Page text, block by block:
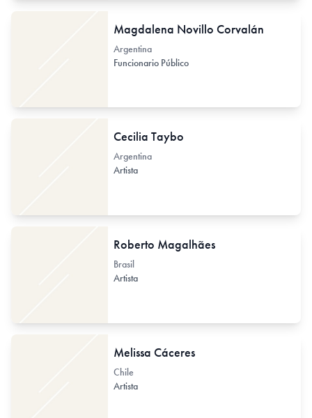
Magdalena Novillo Corvalán
Argentina
Funcionario Público
Cecilia Taybo
Argentina
Artista
Roberto Magalhães
Brasil
Artista
Melissa Cáceres
Chile
Artista